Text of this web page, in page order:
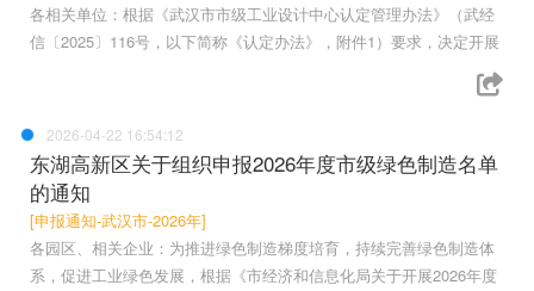
各相关单位：根据《武汉市市级工业设计中心认定管理办法》（武经
信〔2025〕116号，以下简称《认定办法》，附件1）要求，决定开展
2026-04-22 16:54:12
东湖高新区关于组织申报2026年度市级绿色制造名单
的通知
[申报通知-武汉市-2026年]
各园区、相关企业：为推进绿色制造梯度培育，持续完善绿色制造体
系，促进工业绿色发展，根据《市经济和信息化局关于开展2026年度